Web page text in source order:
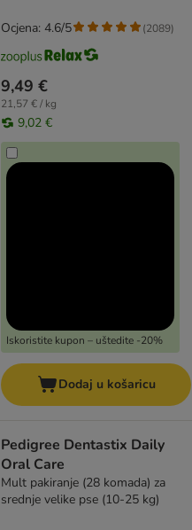
9,49 €
21,57 € / kg
9,02 €
Iskoristite kupon – uštedite -20%
Ocjena: 4.6/5 (2089)
Dodaj u košaricu
Pedigree Dentastix Daily
Oral Care
Mult pakiranje (28 komada) za
srednje velike pse (10-25 kg)